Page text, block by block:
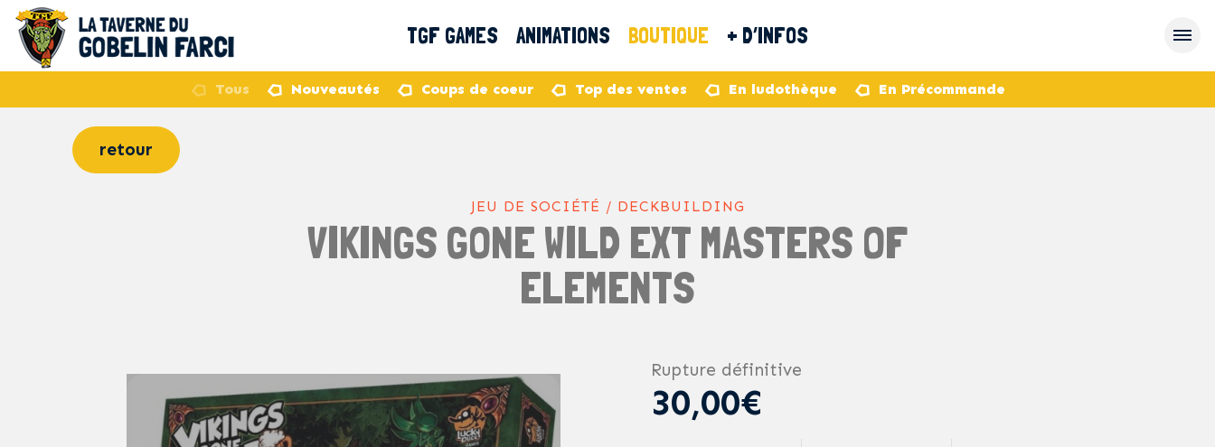
TGF GAMES ANIMATIONS BOUTIQUE + D’INFOS
Tous Nouveautés Coups de coeur Top des ventes En ludothèque En Précommande
retour
JEU DE SOCIÉTÉ / DECKBUILDING
VIKINGS GONE WILD EXT MASTERS OF
ELEMENTS
Rupture définitive
30,00€